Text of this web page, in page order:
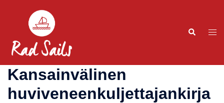
Kansainvälinen
huviveneenkuljettajankirja